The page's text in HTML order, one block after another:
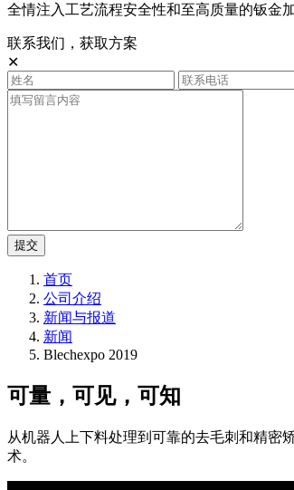
全情注入工艺流程安全性和至高质量的钣金
联系我们，获取方案
✕
提交
首页
公司介绍
新闻与报道
新闻
Blechexpo 2019
可量，可见，可知
从机器人上下料处理到可靠的去毛刺和精密
术。